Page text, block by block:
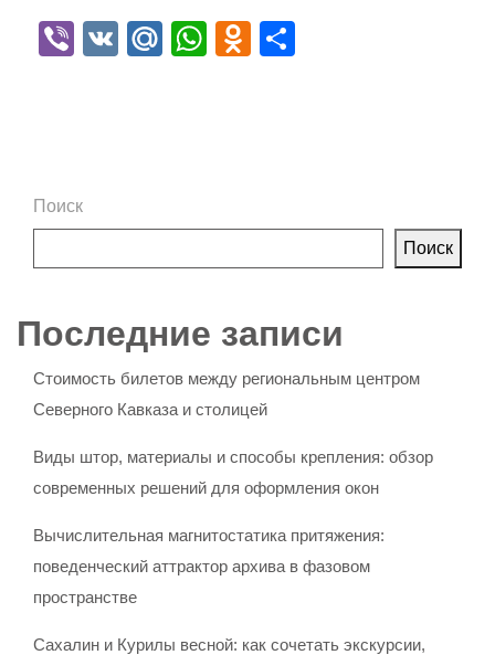
Viber
VK Mail.Ru
WhatsApp
Odnoklassniki
Поиск
Поиск
Последние записи
Стоимость билетов между региональным центром
Северного Кавказа и столицей
Виды штор, материалы и способы крепления: обзор
современных решений для оформления окон
Вычислительная магнитостатика притяжения:
поведенческий аттрактор архива в фазовом
пространстве
Сахалин и Курилы весной: как сочетать экскурсии,